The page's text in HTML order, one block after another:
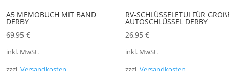
A5 MEMOBUCH MIT BAND
DERBY
69,95 €
inkl. MwSt.
RV-SCHLÜSSELETUI FÜR
AUTOSCHLÜSSEL DERBY
26,95 €
inkl. MwSt.